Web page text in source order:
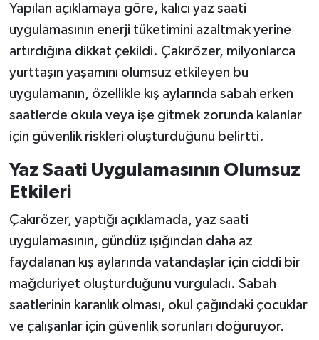
Yapılan açıklamaya göre, kalıcı yaz saati
uygulamasının enerji tüketimini azaltmak yerine
artırdığına dikkat çekildi. Çakırözer, milyonlarca
yurttaşın yaşamını olumsuz etkileyen bu
uygulamanın, özellikle kış aylarında sabah erken
saatlerde okula veya işe gitmek zorunda kalanlar
için güvenlik riskleri oluşturduğunu belirtti.
Yaz Saati Uygulamasının Olumsuz
Etkileri
Çakırözer, yaptığı açıklamada, yaz saati
uygulamasının, gündüz ışığından daha az
faydalanan kış aylarında vatandaşlar için ciddi bir
mağduriyet oluşturduğunu vurguladı. Sabah
saatlerinin karanlık olması, okul çağındaki çocuklar
ve çalışanlar için güvenlik sorunları doğuruyor.